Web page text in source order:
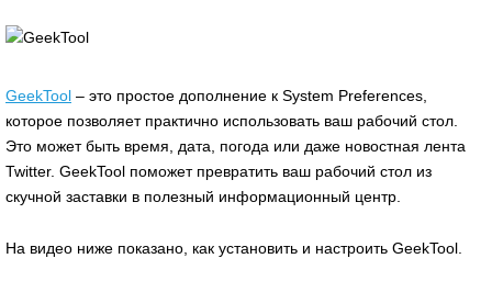
GeekTool – это простое дополнение к System Preferences,
которое позволяет практично использовать ваш рабочий стол.
Это может быть время, дата, погода или даже новостная лента
Twitter. GeekTool поможет превратить ваш рабочий стол из
скучной заставки в полезный информационный центр.
На видео ниже показано, как установить и настроить GeekTool.